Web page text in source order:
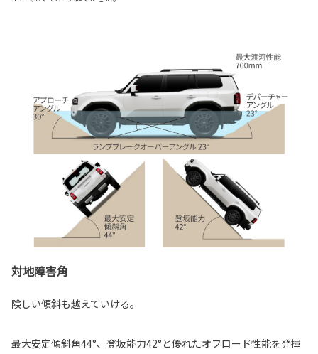
対地障害角
険しい傾斜も越えていける。
最大安定傾斜角44°、登坂能力42°と優れたオフロード性能を発揮